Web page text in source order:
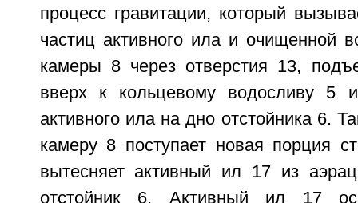
процесс гравитации, который
частиц активного ила и очищенной
камеры 8 через отверстия 13,
вверх к кольцевому водосливу 5
активного ила на дно отстойника 6.
камеру 8 поступает новая порция
вытесняет активный ил 17 из
отстойник 6. Активный ил 17